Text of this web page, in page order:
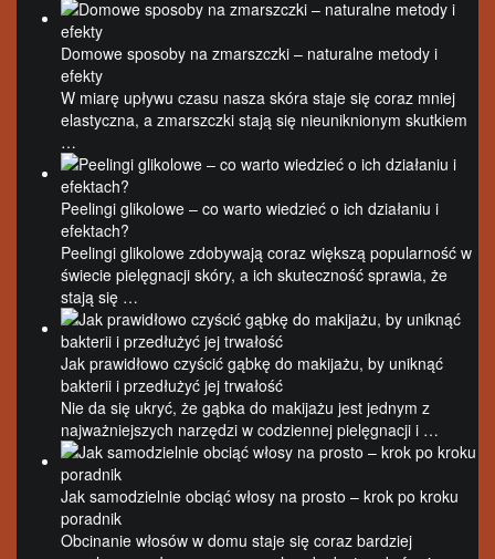
Domowe sposoby na zmarszczki – naturalne metody i
efekty
W miarę upływu czasu nasza skóra staje się coraz mniej
elastyczna, a zmarszczki stają się nieuniknionym skutkiem
…
Peelingi glikolowe – co warto wiedzieć o ich działaniu i
efektach?
Peelingi glikolowe zdobywają coraz większą popularność w
świecie pielęgnacji skóry, a ich skuteczność sprawia, że
stają się …
Jak prawidłowo czyścić gąbkę do makijażu, by uniknąć
bakterii i przedłużyć jej trwałość
Nie da się ukryć, że gąbka do makijażu jest jednym z
najważniejszych narzędzi w codziennej pielęgnacji i …
Jak samodzielnie obciąć włosy na prosto – krok po kroku
poradnik
Obcinanie włosów w domu staje się coraz bardziej